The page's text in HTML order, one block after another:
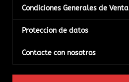
Condiciones Generales de Venta
Proteccion de datos
Contacte con nosotros